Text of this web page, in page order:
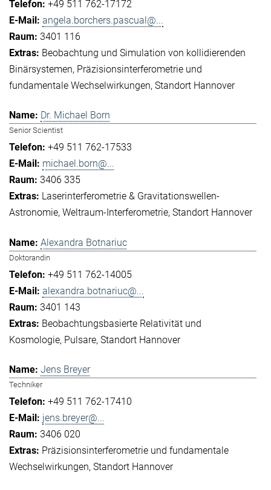
+49 511 762-17172
angela.borchers.pascual@...
3401 116
Beobachtung und Simulation von kollidierenden
Binärsystemen Präzisionsinterferometrie und
fundamentale Wechselwirkungen Standort Hannover
Dr. Michael Born
Senior Scientist
+49 511 762-17533
michael.born@...
3406 335
Laserinterferometrie & Gravitationswellen-
Astronomie Weltraum-Interferometrie Standort Hannover
Alexandra Botnariuc
Doktorandin
+49 511 762-14005
alexandra.botnariuc@...
3401 143
Beobachtungsbasierte Relativität und
Kosmologie Pulsare Standort Hannover
Jens Breyer
Techniker
+49 511 762-17410
jens.breyer@...
3406 020
Präzisionsinterferometrie und fundamentale
Wechselwirkungen Standort Hannover